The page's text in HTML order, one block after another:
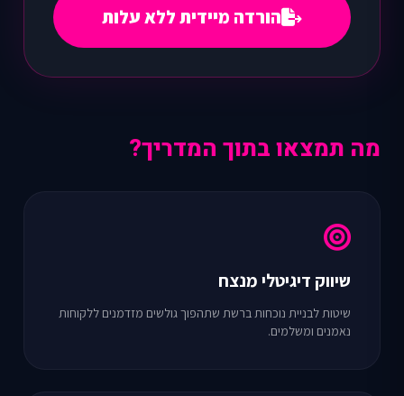
הורדה מיידית ללא עלות
מה תמצאו בתוך המדריך?
שיווק דיגיטלי מנצח
שיטות לבניית נוכחות ברשת שתהפוך גולשים מזדמנים ללקוחות
נאמנים ומשלמים.